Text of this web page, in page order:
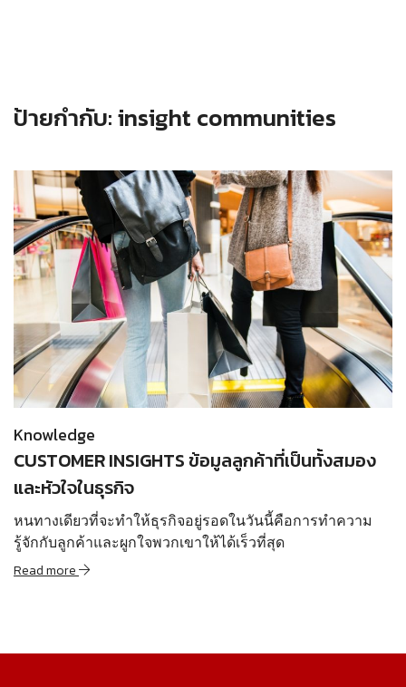
ป้ายกำกับ:insight communities
Read more
Knowledge
CUSTOMER INSIGHTS ข้อมูลลูกค้าที่เป็นทั้งสมอง
และหัวใจในธุรกิจ
หนทางเดียวที่จะทำให้ธุรกิจอยู่รอดในวันนี้คือการทำความ
รู้จักกับลูกค้าและผูกใจพวกเขาให้ได้เร็วที่สุด
Read more